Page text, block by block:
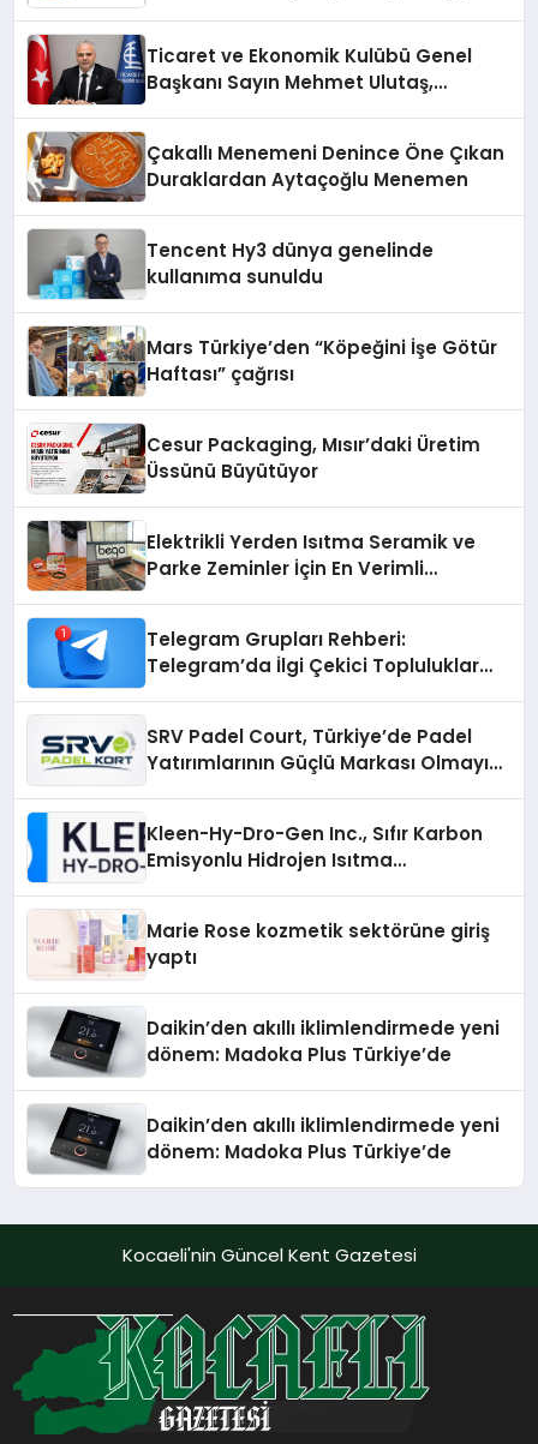
Ticaret ve Ekonomik Kulübü Genel
Başkanı Sayın Mehmet Ulutaş,
Çakallı Menemeni Denince Öne Çıkan
Duraklardan Aytaçoğlu Menemen
Tencent Hy3 dünya genelinde
kullanıma sunuldu
Mars Türkiye’den “Köpeğini İşe Götür
Haftası” çağrısı
Cesur Packaging, Mısır’daki Üretim
Üssünü Büyütüyor
Elektrikli Yerden Isıtma Seramik ve
Parke Zeminler İçin En Verimli
Telegram Grupları Rehberi:
Telegram’da İlgi Çekici Topluluklar
SRV Padel Court, Türkiye’de Padel
Yatırımlarının Güçlü Markası Olmayı
Kleen-Hy-Dro-Gen Inc., Sıfır Karbon
Emisyonlu Hidrojen Isıtma
Marie Rose kozmetik sektörüne giriş
yaptı
Daikin’den akıllı iklimlendirmede yeni
dönem: Madoka Plus Türkiye’de
Daikin’den akıllı iklimlendirmede yeni
dönem: Madoka Plus Türkiye’de
Kocaeli'nin Güncel Kent Gazetesi